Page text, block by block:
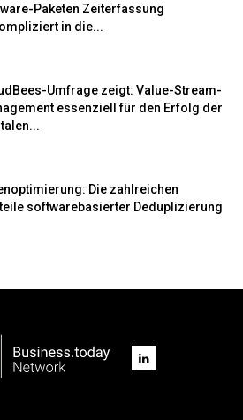
Paketen Zeiterfassung
in die...
Umfrage zeigt: Value-Stream-
essenziell für den Erfolg der
Die zahlreichen
softwarebasierter Deduplizierung